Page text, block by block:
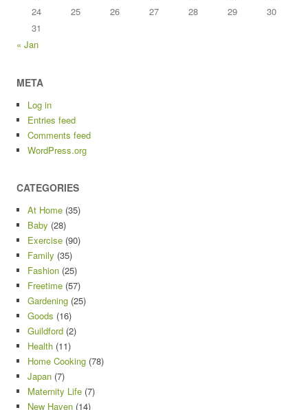
24
25 26 27 28 29
30
31
« Jan
META
Log in
Entries feed
Comments feed
WordPress.org
CATEGORIES
At Home (35)
Baby (28)
Exercise (90)
Family (35)
Fashion (25)
Freetime (57)
Gardening (25)
Goods (16)
Guildford (2)
Health (11)
Home Cooking (78)
Japan (7)
Maternity Life (7)
New Haven (14)